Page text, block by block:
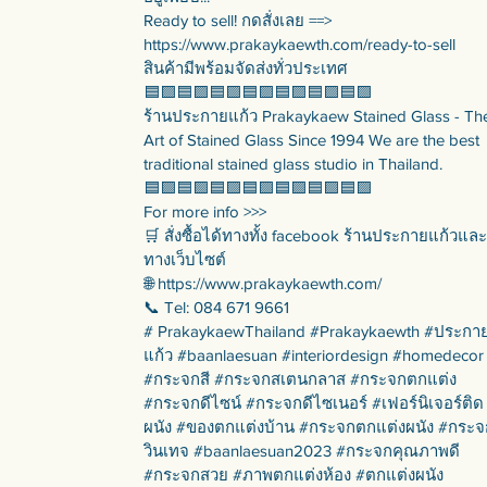
Ready to sell! กดสั่งเลย ==>
https://www.prakaykaewth.com/ready-to-sell
สินค้ามีพร้อมจัดส่งทั่วประเทศ
🟦🟪🟦🟪🟦🟪🟦🟪🟦🟪🟦🟪🟦🟪
ร้านประกายแก้ว Prakaykaew Stained Glass -
Art of Stained Glass Since 1994 We are the best
traditional stained glass studio in Thailand.
🟦🟪🟦🟪🟦🟪🟦🟪🟦🟪🟦🟪🟦🟪
For more info >>>
🛒 สั่งซื้อได้ทางทั้ง facebook ร้านประกายแก้วและ
ทางเว็บไซต์
🌐 https://www.prakaykaewth.com/
📞 Tel: 084 671 9661
# PrakaykaewThailand #Prakaykaewth #ประกา
แก้ว #baanlaesuan #interiordesign #homedecor
#กระจกสี #กระจกสเตนกลาส #กระจกตกแต่ง
#กระจกดีไซน์ #กระจกดีไซเนอร์ #เฟอร์นิเจอร์ติด
ผนัง #ของตกแต่งบ้าน #กระจกตกแต่งผนัง #กระจ
วินเทจ #baanlaesuan2023 #กระจกคุณภาพดี
#กระจกสวย #ภาพตกแต่งห้อง #ตกแต่งผนัง